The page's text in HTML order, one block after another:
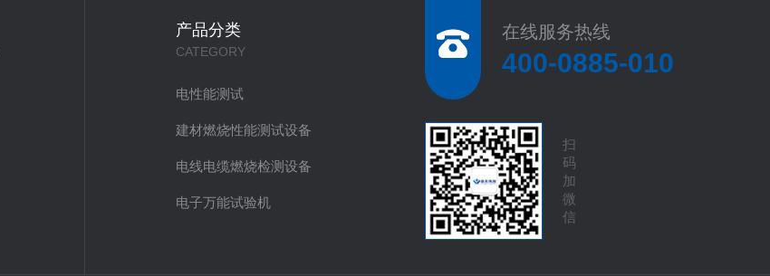
产品分类
CATEGORY
电性能测试
建材燃烧性能测试设备
电线电缆燃烧检测设备
电子万能试验机
在线服务热线
400-0885-010
扫
码
加
微
信